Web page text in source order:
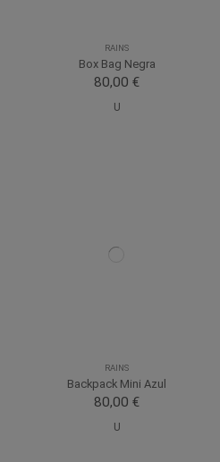
RAINS
Box Bag Negra
80,00 €
U
RAINS
Backpack Mini Azul
80,00 €
U